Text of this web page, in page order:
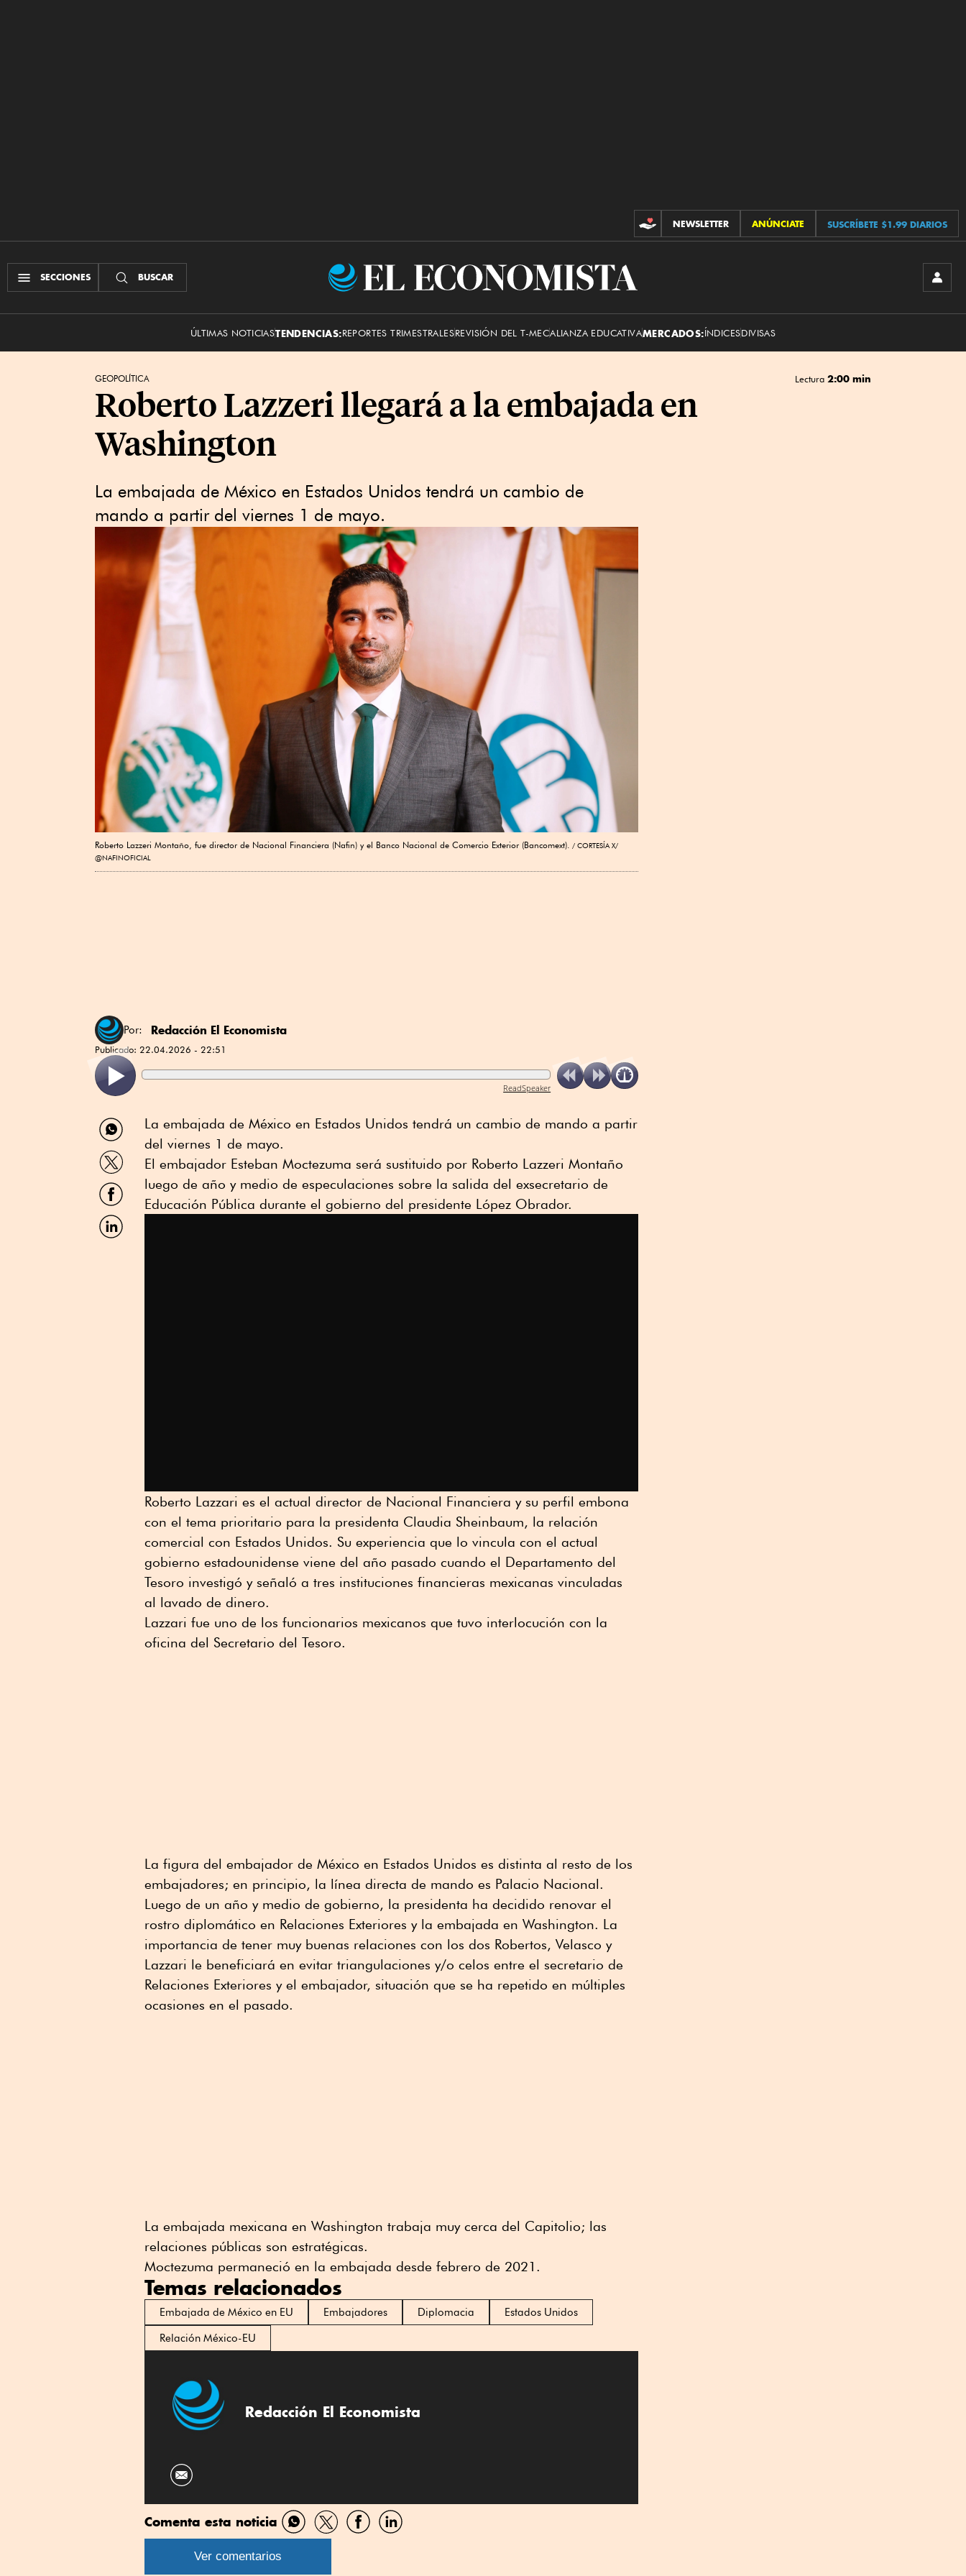
CONTRIBUCIONES
NEWSLETTER ANÚNCIATE SUSCRÍBETE $1.99 DIARIOS
SECCIONES BUSCAR
El
ÚLTIMAS NOTICIASTENDENCIAS:REPORTES TRIMESTRALESREVISIÓN DEL T-MECALIANZA EDUCATIVAMERCADOS:ÍNDICESDIVISAS
GEOPOLÍTICA Lectura 2:00 min
Roberto Lazzeri llegará a la embajada en
Washington
La embajada de México en Estados Unidos tendrá un cambio de
mando a partir del viernes 1 de mayo.
Roberto Lazzeri Montaño, fue director de Nacional Financiera (Nafin) y el Banco Nacional de Comercio Exterior (Bancomext).
CORTESÍA X/
@NAFINOFICIAL
Por: Redacción El Economista
Publicado: 22.04.2026 - 22:51
ReadSpeaker
Compartir
por
WhatsApp
Compartir
por
Twitter
Compartir
por
Facebook
Compartir
por
La embajada de México en Estados Unidos tendrá un cambio de mando a partir
del viernes 1 de mayo.
El embajador Esteban Moctezuma será sustituido por Roberto Lazzeri Montaño
luego de año y medio de especulaciones sobre la salida del exsecretario de
Educación Pública durante el gobierno del presidente López Obrador.
Roberto Lazzari es el actual director de Nacional Financiera y su perfil embona
con el tema prioritario para la presidenta Claudia Sheinbaum, la relación
comercial con Estados Unidos. Su experiencia que lo vincula con el actual
gobierno estadounidense viene del año pasado cuando el Departamento del
Tesoro investigó y señaló a tres instituciones financieras mexicanas vinculadas
al lavado de dinero.
Lazzari fue uno de los funcionarios mexicanos que tuvo interlocución con la
oficina del Secretario del Tesoro.
La figura del embajador de México en Estados Unidos es distinta al resto de los
embajadores; en principio, la línea directa de mando es Palacio Nacional.
Luego de un año y medio de gobierno, la presidenta ha decidido renovar el
rostro diplomático en Relaciones Exteriores y la embajada en Washington. La
importancia de tener muy buenas relaciones con los dos Robertos, Velasco y
Lazzari le beneficiará en evitar triangulaciones y/o celos entre el secretario de
Relaciones Exteriores y el embajador, situación que se ha repetido en múltiples
ocasiones en el pasado.
La embajada mexicana en Washington trabaja muy cerca del Capitolio; las
relaciones públicas son estratégicas.
Moctezuma permaneció en la embajada desde febrero de 2021.
Temas relacionados
Embajada de México en EU Embajadores Diplomacia
Estados Unidos
Relación México-EU
Redacción El Economista
Comenta esta noticia
Compartir
por
Compartir
por
CompartirCompartir
Ver comentarios